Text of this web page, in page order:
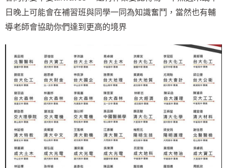
日晚上可能會在補習班與同學一同為知識奮鬥，當然也有輔
導老師會協助你們達到更高的境界